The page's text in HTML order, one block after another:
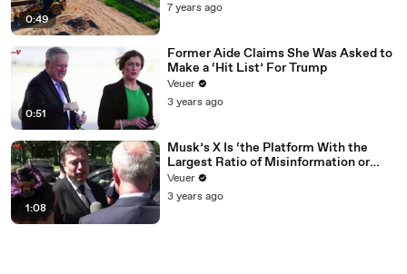
0:49
7 years ago
0:51
Former Aide Claims She Was Asked to
Make a ‘Hit List’ For Trump
Veuer
3 years ago
1:08
Musk’s X Is ‘the Platform With the
Largest Ratio of Misinformation or
Disinformation’ Amongst All Social
Media Platforms
Veuer
3 years ago